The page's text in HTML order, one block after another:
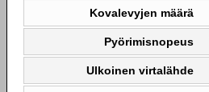
Kovalevyjen määrä
Pyörimisnopeus
Ulkoinen virtalähde